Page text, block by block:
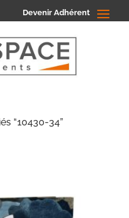
Devenir Adhérent
“10430-34”